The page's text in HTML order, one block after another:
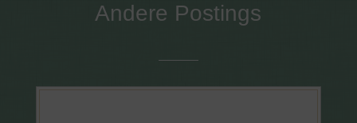
Andere Postings